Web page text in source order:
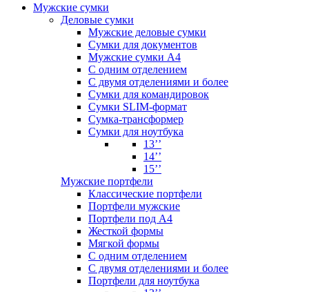
Мужские сумки
Деловые сумки
Мужские деловые сумки
Сумки для документов
Мужские сумки А4
С одним отделением
С двумя отделениями и более
Сумки для командировок
Сумки SLIM-формат
Сумка-трансформер
Сумки для ноутбука
13’’
14’’
15’’
Мужские портфели
Классические портфели
Портфели мужские
Портфели под А4
Жесткой формы
Мягкой формы
С одним отделением
С двумя отделениями и более
Портфели для ноутбука